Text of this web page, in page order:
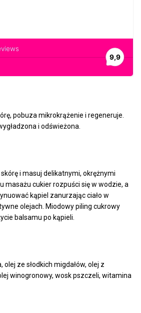
pobuza mikrokrążenie i regeneruje.
i odświeżona.
i masuj delikatnymi, okrężnymi
masażu cukier rozpuści się w wodzie, a
kąpiel zanurzając ciało w
olejach. Miodowy piling cukrowy
balsamu po kąpieli.
olej ze słodkich migdałów, olej z
winogronowy, wosk pszczeli, witamina